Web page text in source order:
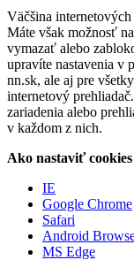
Väčšina
Máte však možnosť
vymazať alebo
upravíte nastavenia v
nn.sk, ale aj pre
internetový
zariadenia alebo
v každom z nich.
Ako nastaviť
IE
Google Chrome
Safari
Android
MS Edge